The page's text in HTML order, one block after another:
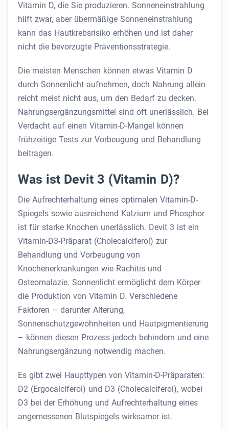
Vitamin D, die Sie produzieren. Sonneneinstrahlung
hilft zwar, aber übermäßige Sonneneinstrahlung
kann das Hautkrebsrisiko erhöhen und ist daher
nicht die bevorzugte Präventionsstrategie.
Die meisten Menschen können etwas Vitamin D
durch Sonnenlicht aufnehmen, doch Nahrung allein
reicht meist nicht aus, um den Bedarf zu decken.
Nahrungsergänzungsmittel sind oft unerlässlich. Bei
Verdacht auf einen Vitamin-D-Mangel können
frühzeitige Tests zur Vorbeugung und Behandlung
beitragen.
Was ist Devit 3 (Vitamin D)?
Die Aufrechterhaltung eines optimalen Vitamin-D-
Spiegels sowie ausreichend Kalzium und Phosphor
ist für starke Knochen unerlässlich. Devit 3 ist ein
Vitamin-D3-Präparat (Cholecalciferol) zur
Behandlung und Vorbeugung von
Knochenerkrankungen wie Rachitis und
Osteomalazie. Sonnenlicht ermöglicht dem Körper
die Produktion von Vitamin D. Verschiedene
Faktoren – darunter Alterung,
Sonnenschutzgewohnheiten und Hautpigmentierung
– können diesen Prozess jedoch behindern und eine
Nahrungsergänzung notwendig machen.
Es gibt zwei Haupttypen von Vitamin-D-Präparaten:
D2 (Ergocalciferol) und D3 (Cholecalciferol), wobei
D3 bei der Erhöhung und Aufrechterhaltung eines
angemessenen Blutspiegels wirksamer ist.